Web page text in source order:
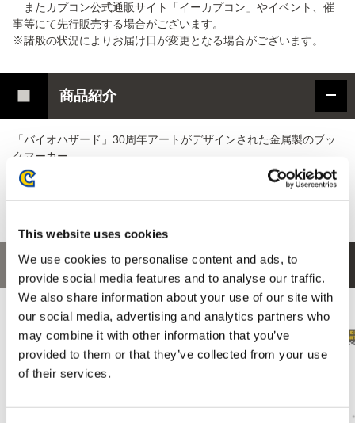
This website uses cookies
We use cookies to personalise content and ads, to
provide social media features and to analyse our traffic.
We also share information about your use of our site with
our social media, advertising and analytics partners who
may combine it with other information that you’ve
provided to them or that they’ve collected from your use
of their services.
またカプコン公式通販サイト「イーカプコン」やイベント、催
事等にて先行販売する場合がございます。
※諸般の状況によりお届け日が変更となる場合がございます。
商品紹介
「バイオハザード」30周年アートがデザインされた金属製のブッ
クマーカー
あなたにおすすめの商品